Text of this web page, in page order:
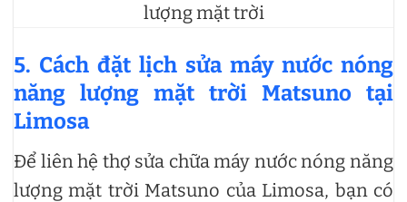
lượng mặt trời
5. Cách đặt lịch sửa máy nước nóng
năng lượng mặt trời Matsuno tại
Limosa
Để liên hệ thợ sửa chữa máy nước nóng năng
lượng mặt trời Matsuno của Limosa, bạn có